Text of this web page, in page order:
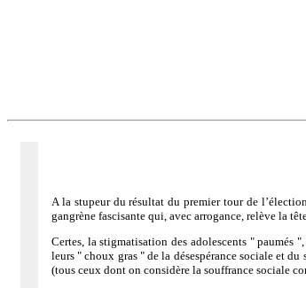
A la stupeur du résultat du premier tour de
gangrène fascisante qui, avec arrogance, relève la
Certes, la stigmatisation des adolescents " paumés
leurs " choux gras " de la désespérance sociale et
(tous ceux dont on considère la souffrance sociale